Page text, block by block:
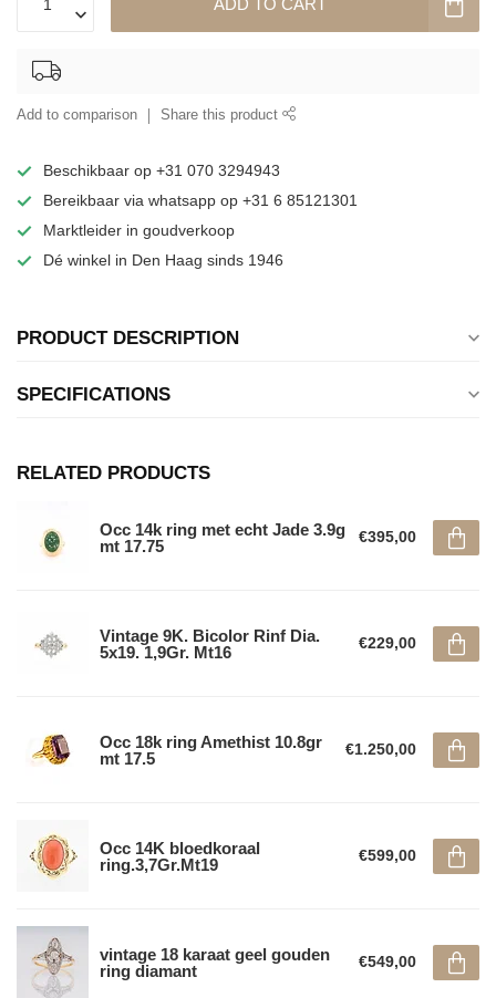
ADD TO CART
Add to comparison Share this product
Beschikbaar op +31 070 3294943
Bereikbaar via whatsapp op +31 6 85121301
Marktleider in goudverkoop
Dé winkel in Den Haag sinds 1946
PRODUCT DESCRIPTION
SPECIFICATIONS
RELATED PRODUCTS
Occ 14k ring met echt Jade 3.9g
mt 17.75
€395,00
Vintage 9K. Bicolor Rinf Dia.
5x19. 1,9Gr. Mt16
€229,00
Occ 18k ring Amethist 10.8gr
mt 17.5
€1.250,00
Occ 14K bloedkoraal
ring.3,7Gr.Mt19
€599,00
vintage 18 karaat geel gouden
ring diamant
€549,00